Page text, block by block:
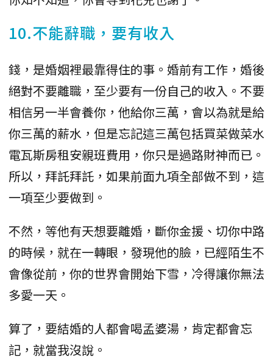
10.不能辭職，要有收入
錢，是婚姻裡最靠得住的事。婚前有工作，婚後
絕對不要離職，至少要有一份自己的收入。不要
相信另一半會養你，他給你三萬，會以為就是給
你三萬的薪水，但是忘記這三萬包括買菜做菜水
電瓦斯房租安親班費用，你只是過路財神而已。
所以，拜託拜託，如果前面九項全部做不到，這
一項至少要做到。
不然，等他有天想要離婚，斷你金援、切你中路
的時候，就在一轉眼，發現他的臉，已經陌生不
會像從前，你的世界會開始下雪，冷得讓你無法
多愛一天。
算了，要結婚的人都會喝孟婆湯，肯定都會忘
記，就當我沒說。